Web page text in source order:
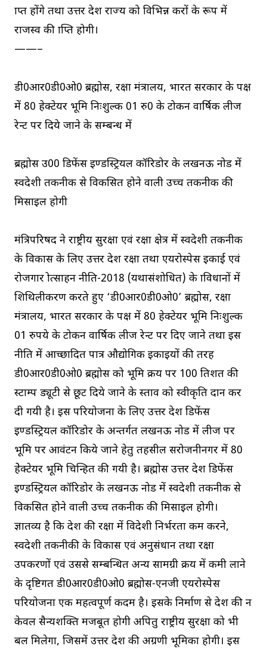
प्राप्त होंगे तथा उत्तर प्रदेश राज्य को विभिन्न करों के रूप में
राजस्व की प्राप्ति होगी।
——–
डी0आर0डी0ओ0 ब्रह्मोस, रक्षा मंत्रालय, भारत सरकार के पक्ष
में 80 हेक्टेयर भूमि निःशुल्क 01 रु0 के टोकन वार्षिक लीज
रेन्ट पर दिये जाने के सम्बन्ध में
ब्रह्मोस उ0प्र0 डिफेंस इण्डस्ट्रियल कॉरिडोर के लखनऊ नोड में
स्वदेशी तकनीक से विकसित होने वाली उच्च तकनीक की
मिसाइल होगी
मंत्रिपरिषद ने राष्ट्रीय सुरक्षा एवं रक्षा क्षेत्र में स्वदेशी तकनीक
के विकास के लिए उत्तर प्रदेश रक्षा तथा एयरोस्पेस इकाई एवं
रोजगार प्रोत्साहन नीति-2018 (यथासंशोधित) के प्राविधानों में
शिथिलीकरण करते हुए ‘डी0आर0डी0ओ0’ ब्रह्मोस, रक्षा
मंत्रालय, भारत सरकार के पक्ष में 80 हेक्टेयर भूमि निःशुल्क
01 रुपये के टोकन वार्षिक लीज रेन्ट पर दिए जाने तथा इस
नीति में आच्छादित पात्र औद्योगिक इकाइयों की तरह
डी0आर0डी0ओ0 ब्रह्मोस को भूमि क्रय पर 100 प्रतिशत की
स्टाम्प ड्यूटी से छूट दिये जाने के प्रस्ताव को स्वीकृति प्रदान कर
दी गयी है। इस परियोजना के लिए उत्तर प्रदेश डिफेंस
इण्डस्ट्रियल कॉरिडोर के अन्तर्गत लखनऊ नोड में लीज पर
भूमि पर आवंटन किये जाने हेतु तहसील सरोजनीनगर में 80
हेेक्टेयर भूमि चिन्हित की गयी है। ब्रह्मोस उत्तर प्रदेश डिफेंस
इण्डस्ट्रियल कॉरिडोर के लखनऊ नोड में स्वदेशी तकनीक से
विकसित होने वाली उच्च तकनीक की मिसाइल होगी।
ज्ञातव्य है कि देश की रक्षा में विदेशी निर्भरता कम करने,
स्वदेशी तकनीकी के विकास एवं अनुसंधान तथा रक्षा
उपकरणों एवं उससे सम्बन्धित अन्य सामग्री क्रय में कमी लाने
के दृष्टिगत डी0आर0डी0ओ0 ब्रह्मोस-एनजी एयरोस्पेस
परियोजना एक महत्वपूर्ण कदम है। इसके निर्माण से देश की न
केवल सैन्यशक्ति मजबूत होगी अपितु राष्ट्रीय सुरक्षा को भी
बल मिलेगा, जिसमें उत्तर प्रदेश की अग्रणी भूमिका होगी। इस